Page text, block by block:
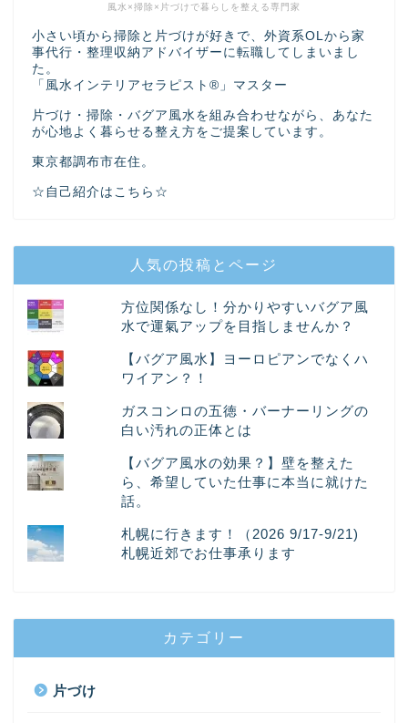
風水×掃除×片づけで暮らしを整える専門家
小さい頃から掃除と片づけが好きで、外資系OLから家
事代行・整理収納アドバイザーに転職してしまいまし
た。
「風水インテリアセラピスト®」マスター
片づけ・掃除・バグア風水を組み合わせながら、あなた
が心地よく暮らせる整え方をご提案しています。
東京都調布市在住。
☆自己紹介はこちら☆
人気の投稿とページ
方位関係なし！分かりやすいバグア風
水で運氣アップを目指しませんか？
【バグア風水】ヨーロピアンでなくハ
ワイアン？！
ガスコンロの五徳・バーナーリングの
白い汚れの正体とは
【バグア風水の効果？】壁を整えた
ら、希望していた仕事に本当に就けた
話。
札幌に行きます！（2026 9/17-9/21)
札幌近郊でお仕事承ります
カテゴリー
片づけ